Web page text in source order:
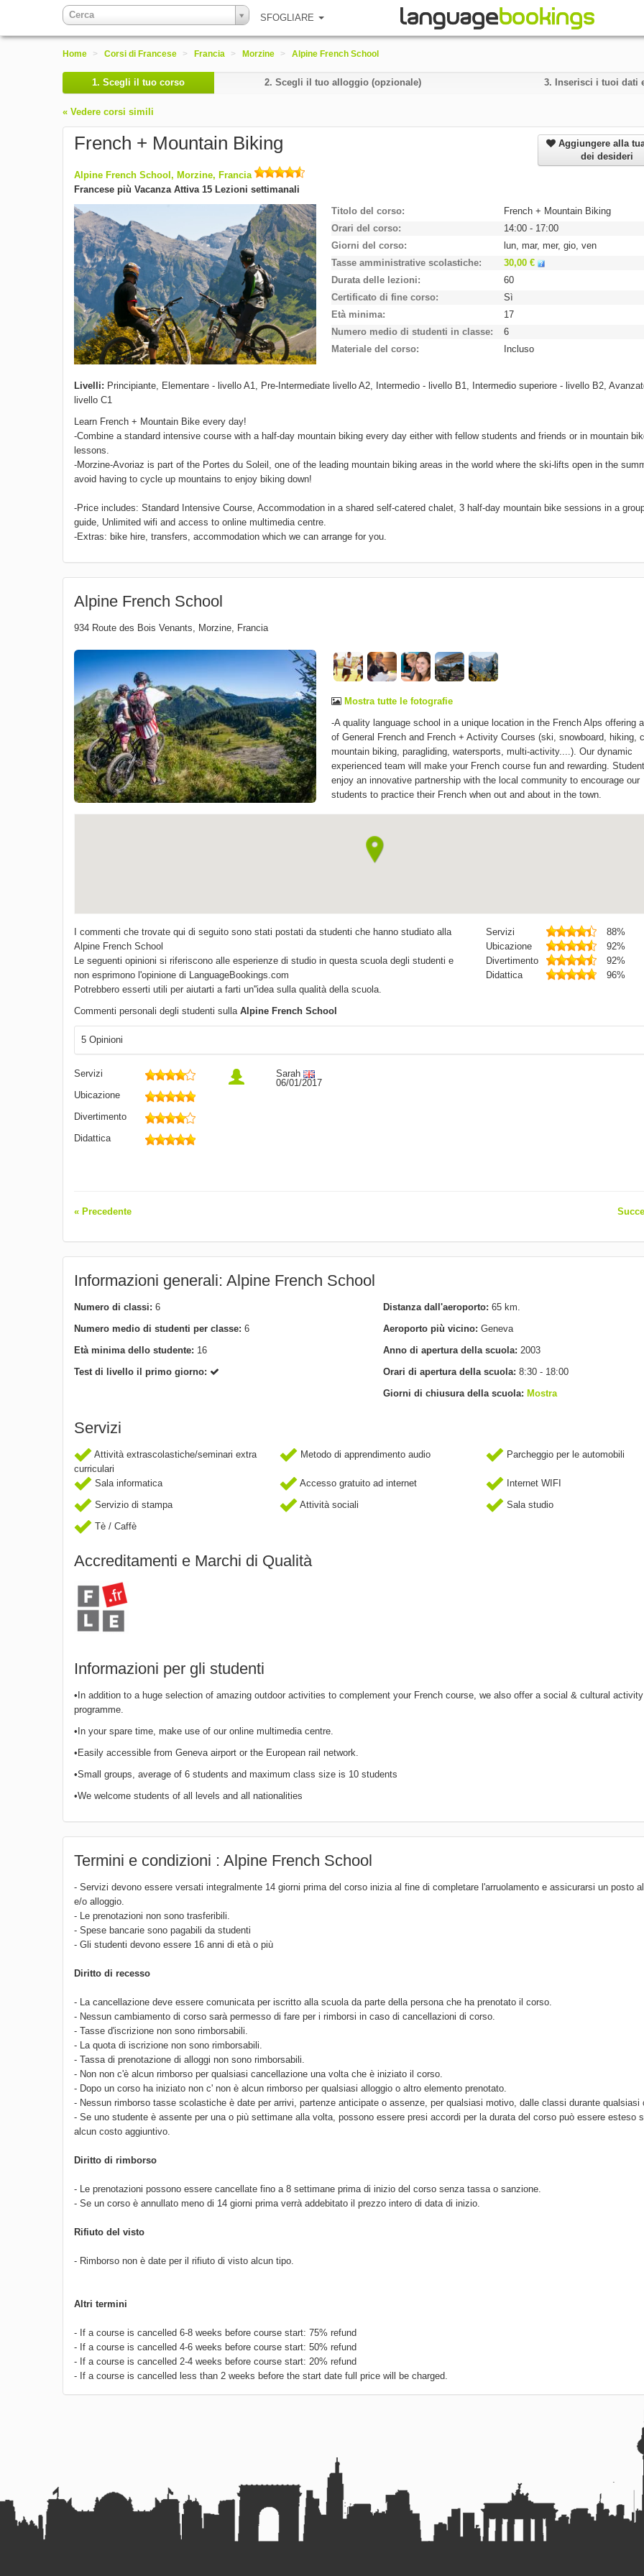
Cerca SFOGLIARE
Home > Corsi di Francese > Francia > Morzine > Alpine French School
1. Scegli il tuo corso 2. Scegli il tuo alloggio (opzionale) 3. Inserisci i tuoi dati
« Vedere corsi simili
French + Mountain Biking
Aggiungere alla
dei desideri
Alpine French School, Morzine, Francia
Francese più Vacanza Attiva 15 Lezioni settimanali
Titolo del corso
French + Mountain Biking
Orari del corso
14:00 - 17:00
Giorni del corso
lun, mar, mer, gio, ven
Tasse amministrative scolastiche
30,00 €
Durata delle lezioni
60
Certificato di fine corso
Sì
Età minima
17
Numero medio di studenti in classe
6
Materiale del corso
Incluso
Livelli: Principiante, Elementare - livello A1, Pre-Intermediate livello A2, Intermedio - livello B1, Intermedio superiore - livello B2,
livello C1
Learn French + Mountain Bike every day!
-Combine a standard intensive course with a half-day mountain biking every day either with fellow students and friends or in mountain
lessons.
-Morzine-Avoriaz is part of the Portes du Soleil, one of the leading mountain biking areas in the world where the ski-lifts open in the
avoid having to cycle up mountains to enjoy biking down!
-Price includes: Standard Intensive Course, Accommodation in a shared self-catered chalet, 3 half-day mountain bike sessions in a
guide, Unlimited wifi and access to online multimedia centre.
-Extras: bike hire, transfers, accommodation which we can arrange for you.
Alpine French School
934 Route des Bois Venants, Morzine, Francia
Mostra tutte le fotografie
-A quality language school in a unique location in the French Alps offering
of General French and French + Activity Courses (ski, snowboard, hiking,
mountain biking, paragliding, watersports, multi-activity....). Our dynamic
experienced team will make your French course fun and rewarding.
enjoy an innovative partnership with the local community to encourage our
students to practice their French when out and about in the town.
I commenti che trovate qui di seguito sono stati postati da studenti che hanno studiato alla
Alpine French School
Le seguenti opinioni si riferiscono alle esperienze di studio in questa scuola degli studenti e
non esprimono l'opinione di LanguageBookings.com
Potrebbero esserti utili per aiutarti a farti un''idea sulla qualità della scuola.
Servizi
88%
Ubicazione
92%
Divertimento
92%
Didattica
96%
Commenti personali degli studenti sulla Alpine French School
5 Opinioni
Servizi
Ubicazione
Divertimento
Didattica
Sarah
06/01/2017
« Precedente
Informazioni generali: Alpine French School
Numero di classi: 6
Numero medio di studenti per classe: 6
Età minima dello studente: 16
Test di livello il primo giorno:
Distanza dall'aeroporto: 65 km.
Aeroporto più vicino: Geneva
Anno di apertura della scuola: 2003
Orari di apertura della scuola: 8:30 - 18:00
Giorni di chiusura della scuola: Mostra
Servizi
Attività extrascolastiche/seminari extra
curriculari
Metodo di apprendimento audio Parcheggio per le automobili
Sala informatica Accesso gratuito ad internet
Internet WIFI
Servizio di stampa
Attività sociali
Sala studio
Tè / Caffè
Accreditamenti e Marchi di Qualità
Informazioni per gli studenti
•In addition to a huge selection of amazing outdoor activities to complement your French course, we also offer a social & cultural activity
programme.
•In your spare time, make use of our online multimedia centre.
•Easily accessible from Geneva airport or the European rail network.
•Small groups, average of 6 students and maximum class size is 10 students
•We welcome students of all levels and all nationalities
Termini e condizioni : Alpine French School
- Servizi devono essere versati integralmente 14 giorni prima del corso inizia al fine di completare l'arruolamento e assicurarsi un posto
e/o alloggio.
- Le prenotazioni non sono trasferibili.
- Spese bancarie sono pagabili da studenti
- Gli studenti devono essere 16 anni di età o più
Diritto di recesso
- La cancellazione deve essere comunicata per iscritto alla scuola da parte della persona che ha prenotato il corso.
- Nessun cambiamento di corso sarà permesso di fare per i rimborsi in caso di cancellazioni di corso.
- Tasse d'iscrizione non sono rimborsabili.
- La quota di iscrizione non sono rimborsabili.
- Tassa di prenotazione di alloggi non sono rimborsabili.
- Non non c'è alcun rimborso per qualsiasi cancellazione una volta che è iniziato il corso.
- Dopo un corso ha iniziato non c' non è alcun rimborso per qualsiasi alloggio o altro elemento prenotato.
- Nessun rimborso tasse scolastiche è date per arrivi, partenze anticipate o assenze, per qualsiasi motivo, dalle classi durante qualsiasi
- Se uno studente è assente per una o più settimane alla volta, possono essere presi accordi per la durata del corso può essere esteso
alcun costo aggiuntivo.
Diritto di rimborso
- Le prenotazioni possono essere cancellate fino a 8 settimane prima di inizio del corso senza tassa o sanzione.
- Se un corso è annullato meno di 14 giorni prima verrà addebitato il prezzo intero di data di inizio.
Rifiuto del visto
- Rimborso non è date per il rifiuto di visto alcun tipo.
Altri termini
- If a course is cancelled 6-8 weeks before course start: 75% refund
- If a course is cancelled 4-6 weeks before course start: 50% refund
- If a course is cancelled 2-4 weeks before course start: 20% refund
- If a course is cancelled less than 2 weeks before the start date full price will be charged.